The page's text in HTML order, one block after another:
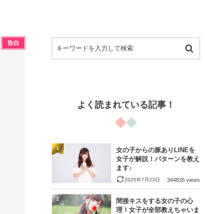
告白
よく読まれている記事！
女の子からの脈ありLINEを
女子が解説！パターンを教え
ます♪
2025年7月23日 344835 views
1
間接キスをする女の子の心
理！女子が全部教えちゃいま
2